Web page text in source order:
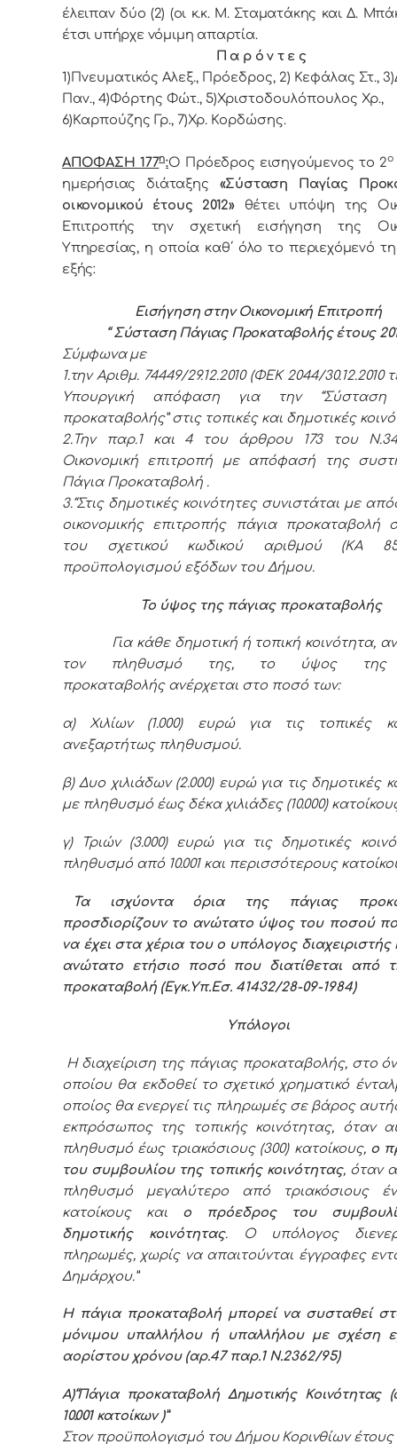
έλειπαν δύο (2) (οι κ.κ. Μ. Σταματάκης και Δ.
έτσι υπήρχε vόμιμη απαρτία.
Π α ρ ό ν τ ε ς
1)Πνευματικός Αλεξ., Πρόεδρoς, 2) Κεφάλας Στ.,
Παν., 4)Φόρτης Φώτ., 5)Χριστοδουλόπουλος Χρ.,
6)Καρπούζης Γρ., 7)Χρ. Κορδώσης.
ΑΠΟΦΑΣΗ 177η:Ο Πρόεδρoς εισηγούμενος τo 2ο
ημερήσιας διάταξης «Σύσταση Παγίας
οικονομικού έτους 2012»
θέτει υπόψη της
Επιτροπής την σχετική εισήγηση της
Υπηρεσίας, η οποία καθ΄ όλο το περιεχόμενό
εξής:
Εισήγηση στην Οικονομική Επιτροπή
“ Σύσταση Πάγιας Προκαταβολής έτους
Σύμφωvα με
1.την Αριθμ. 74449/29.12.2010 (ΦΕΚ 2044/30.12.2010
Υπουργική απόφαση για την “Σύσταση
προκαταβολής” στις τοπικές και δημοτικές
2.Την παρ.1 και 4 του άρθρου 173 του
Οικονομική επιτροπή με απόφασή της
Πάγια Προκαταβολή .
3.“Στις δημοτικές κοινότητες συνιστάται με
οικονομικής επιτροπής πάγια προκαταβολή
του σχετικού κωδικού αριθμού (ΚΑ
προϋπολογισμού εξόδων του Δήμου.
Το ύψος της πάγιας προκαταβολής
Για κάθε δημοτική ή τοπική κοινότητα,
τον πληθυσμό της, το ύψος της
προκαταβολής ανέρχεται στο ποσό των:
α) Χιλίων (1.000) ευρώ για τις τοπικές
ανεξαρτήτως πληθυσμού.
β) Δυο χιλιάδων (2.000) ευρώ για τις δημοτικές
με πληθυσμό έως δέκα χιλιάδες (10.000)
γ) Τριών (3.000) ευρώ για τις δημοτικές
πληθυσμό από 10.001 και περισσότερους
Τα ισχύοντα όρια της πάγιας
προσδιορίζουν το ανώτατο ύψος του ποσού
να έχει στα χέρια του ο υπόλογος διαχειριστής
ανώτατο ετήσιο ποσό που διατίθεται από
προκαταβολή (Εγκ.Υπ.Εσ. 41432/28-09-1984)
Υπόλογοι
Η διαχείριση της πάγιας προκαταβολής, στο
οποίου θα εκδοθεί το σχετικό χρηματικό
οποίος θα ενεργεί τις πληρωμές σε βάρος
εκπρόσωπος της τοπικής κοινότητας, όταν
πληθυσμό έως τριακόσιους (300) κατοίκους, ο
του συμβουλίου της τοπικής κοινότητας,όταν
πληθυσμό μεγαλύτερο από τριακόσιους
κατοίκους και ο πρόεδρος του
δημοτικής κοινότητας.Ο υπόλογος
πληρωμές, χωρίς να απαιτούνται έγγραφες
Δημάρχου.”
Η πάγια προκαταβολή μπορεί να συσταθεί
μόνιμου υπαλλήλου ή υπαλλήλου με σχέση
αορίστου χρόνου (αρ.47 παρ.1 Ν.2362/95)
Α)“Πάγια προκαταβολή Δημοτικής Κοινότητας
10.001 κατοίκων )”
Στον προϋπολογισμό του Δήμου Κορινθίων έτους